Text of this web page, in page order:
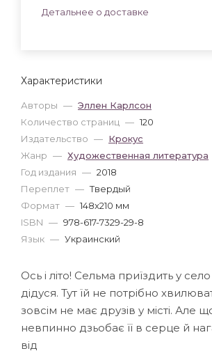
Характеристики
Авторы — Эллен Карлсон
Количество страниц — 120
Издательство — Крокус
Жанр — Художественная литература
Год издания — 2018
Переплет — Твердый
Формат — 148x210 мм
ISBN — 978-617-7329-29-8
Язык — Украинский
Детальнее о доставке
Ось і літо! Сельма приїздить у
дідуся. Тут їй не потрібно
зовсім не має друзів у місті. Але
невпинно дзьобає її в серце й
від